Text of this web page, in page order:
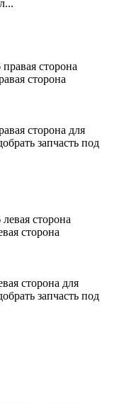
сторона
сторона для
запчасть под
сторона
сторона для
запчасть под